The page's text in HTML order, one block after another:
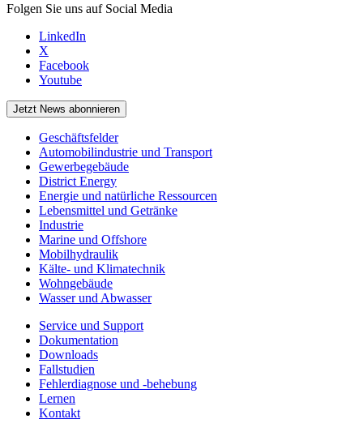
Folgen Sie uns auf Social Media
LinkedIn
X
Facebook
Youtube
Jetzt News abonnieren
Geschäftsfelder
Automobilindustrie und Transport
Gewerbegebäude
District Energy
Energie und natürliche Ressourcen
Lebensmittel und Getränke
Industrie
Marine und Offshore
Mobilhydraulik
Kälte- und Klimatechnik
Wohngebäude
Wasser und Abwasser
Service und Support
Dokumentation
Downloads
Fallstudien
Fehlerdiagnose und -behebung
Lernen
Kontakt